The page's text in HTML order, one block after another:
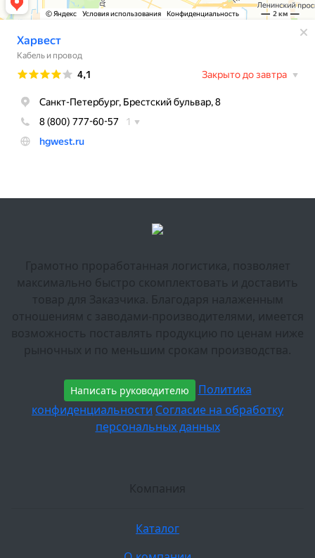
Грамотно проработанная логистика, позволяет
максимально быстро скомплектовать и доставить
товар для Заказчика. Благодаря налаженным
отношениям с заводами-производителями, имеется
возможность поставлять продукцию по ценам ниже
рыночных и по меньшим срокам производства.
Написать руководителю
Политика
конфиденциальности Согласие на обработку
персональных данных
Компания
Каталог